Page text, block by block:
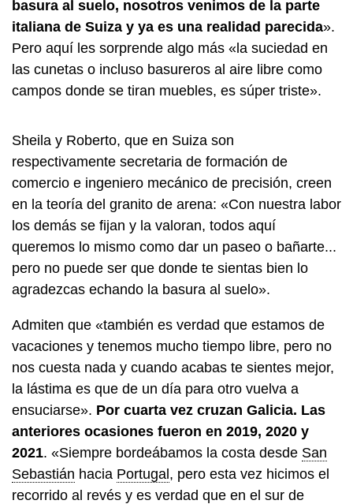
basura al suelo, nosotros venimos de la parte
italiana de Suiza y ya es una realidad parecida».
Pero aquí les sorprende algo más «la suciedad en
las cunetas o incluso basureros al aire libre como
campos donde se tiran muebles, es súper triste».
Sheila y Roberto, que en Suiza son
respectivamente secretaria de formación de
comercio e ingeniero mecánico de precisión, creen
en la teoría del granito de arena: «Con nuestra labor
los demás se fijan y la valoran, todos aquí
queremos lo mismo como dar un paseo o bañarte...
pero no puede ser que donde te sientas bien lo
agradezcas echando la basura al suelo».
Admiten que «también es verdad que estamos de
vacaciones y tenemos mucho tiempo libre, pero no
nos cuesta nada y cuando acabas te sientes mejor,
la lástima es que de un día para otro vuelva a
ensuciarse». Por cuarta vez cruzan Galicia. Las
anteriores ocasiones fueron en 2019, 2020 y
2021. «Siempre bordeábamos la costa desde San
Sebastián hacia Portugal, pero esta vez hicimos el
recorrido al revés y es verdad que en el sur de